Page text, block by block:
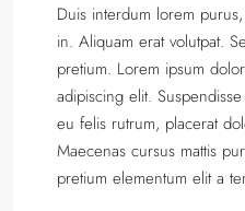
Duis interdum lorem
in. Aliquam erat volutpat.
pretium. Lorem ipsum
adipiscing elit.
eu felis rutrum, placerat
Maecenas cursus mattis
pretium elementum elit a